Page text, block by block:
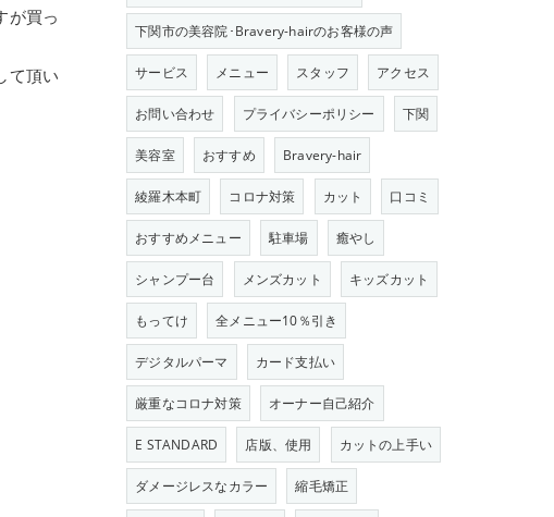
が買っ
て頂い
下関市の美容院･Bravery-hairのお客様の声
サービス メニュー スタッフ アクセス
お問い合わせ プライバシーポリシー 下関
美容室 おすすめ Bravery-hair
綾羅木本町 コロナ対策 カット 口コミ
おすすめメニュー 駐車場 癒やし
シャンプー台 メンズカット キッズカット
もってけ 全メニュー10％引き
デジタルパーマ カード支払い
厳重なコロナ対策 オーナー自己紹介
E STANDARD 店版、使用 カットの上手い
ダメージレスなカラー 縮毛矯正